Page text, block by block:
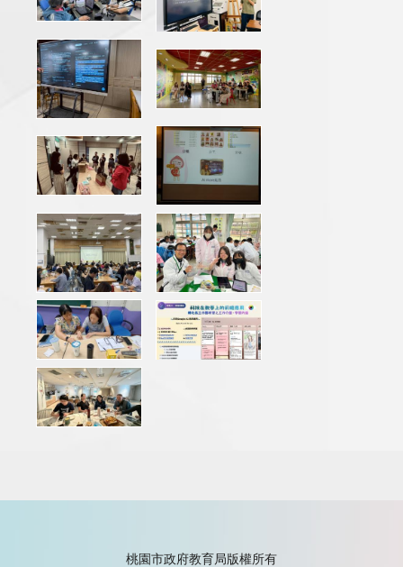
桃園市政府教育局版權所有